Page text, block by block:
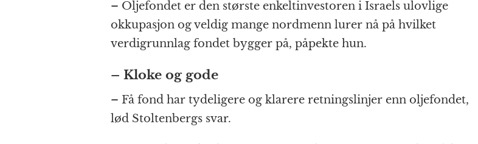
– Oljefondet er den største enkeltinvestoren i Israels ulovlige
okkupasjon og veldig mange nordmenn lurer nå på hvilket
verdigrunnlag fondet bygger på, påpekte hun.
– Kloke og gode
– Få fond har tydeligere og klarere retningslinjer enn oljefondet,
lød Stoltenbergs svar.